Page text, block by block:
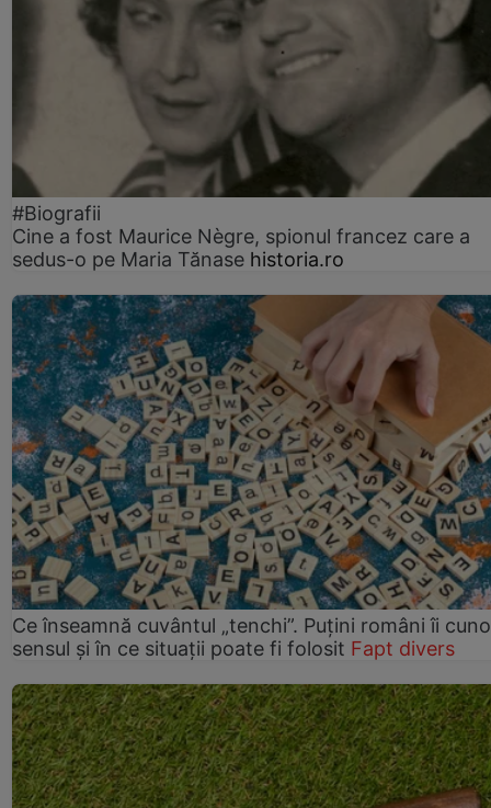
#Biografii
Cine a fost Maurice Nègre, spionul francez care a
sedus-o pe Maria Tănase historia.ro
Ce înseamnă cuvântul „tenchi”. Puțini români îi
sensul și în ce situații poate fi folosit Fapt divers